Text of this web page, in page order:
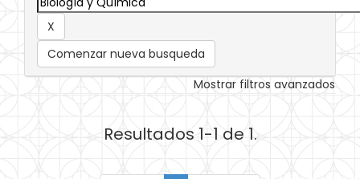
Comenzar nueva busqueda
Mostrar filtros avanzados
Resultados 1-1 de 1.